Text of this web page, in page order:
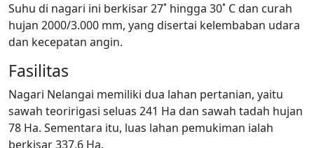
Suhu di nagari ini berkisar 27˚ hingga 30˚ C dan curah
hujan 2000/3.000 mm, yang disertai kelembaban udara
dan kecepatan angin.
Fasilitas
Nagari Nelangai memiliki dua lahan pertanian, yaitu
sawah teoririgasi seluas 241 Ha dan sawah tadah hujan
78 Ha. Sementara itu, luas lahan pemukiman ialah
berkisar 337,6 Ha.